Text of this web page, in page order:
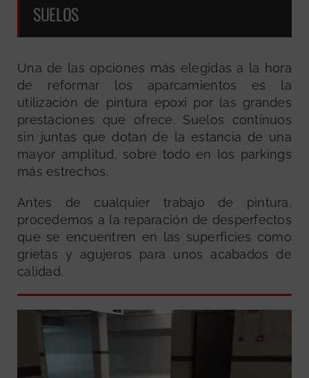
SUELOS
Una de las opciones más elegidas a la hora
de reformar los aparcamientos es la
utilización de pintura epoxi por las grandes
prestaciones que ofrece. Suelos continuos
sin juntas que dotan de la estancia de una
mayor amplitud, sobre todo en los parkings
más estrechos.
Antes de cualquier trabajo de pintura,
procedemos a la reparación de desperfectos
que se encuentren en las superficies como
grietas y agujeros para unos acabados de
calidad.